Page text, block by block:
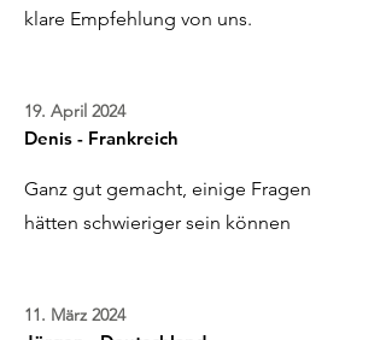
klare Empfehlung von uns.
19. April 2024
Denis - Frankreich
Ganz gut gemacht, einige Fragen
hätten schwieriger sein können
11. März 2024